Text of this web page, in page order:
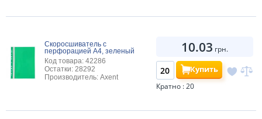
Скоросшиватель с
перфорацией А4, зеленый
Код товара: 42286
Остатки: 28292
Производитель: Axent
10.03 грн.
Купить
Кратно : 20